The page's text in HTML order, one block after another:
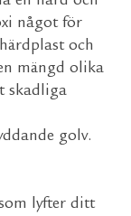
något för
och
mängd olika
skadliga
golv.
lyfter ditt